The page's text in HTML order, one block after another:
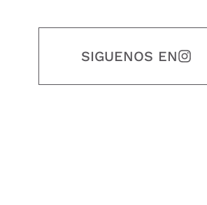
SIGUENOS EN